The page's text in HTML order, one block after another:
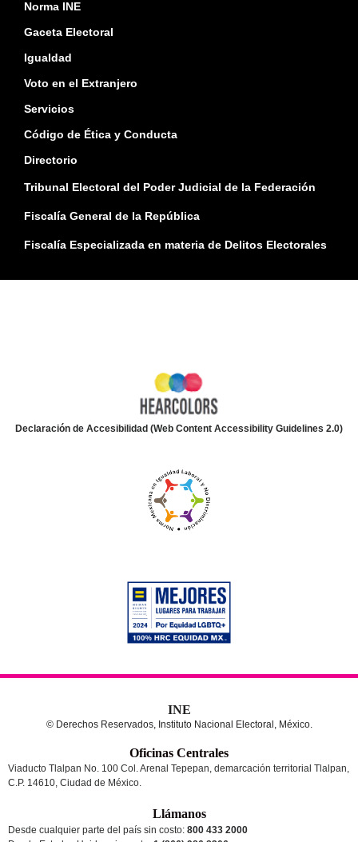
Norma INE
Gaceta Electoral
Igualdad
Voto en el Extranjero
Servicios
Código de Ética y Conducta
Directorio
Tribunal Electoral del Poder Judicial de la Federación
Fiscalía General de la República
Fiscalía Especializada en materia de Delitos Electorales
Declaración de Accesibilidad (Web Content Accessibility Guidelines 2.0)
INE
© Derechos Reservados, Instituto Nacional Electoral, México.
Oficinas Centrales
Viaducto Tlalpan No. 100 Col. Arenal Tepepan, demarcación territorial Tlalpan,
C.P. 14610, Ciudad de México.
Llámanos
Desde cualquier parte del país sin costo: 800 433 2000